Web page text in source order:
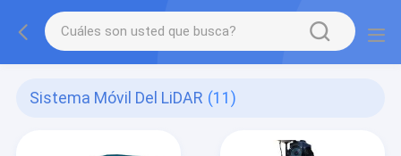
Sistema Móvil Del LiDAR (11)